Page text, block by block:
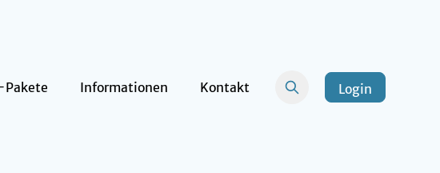
Pakete Informationen Kontakt Login